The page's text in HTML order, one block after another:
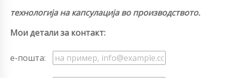
технологија на капсулација во производството.
Мои детали за контакт:
е-пошта: